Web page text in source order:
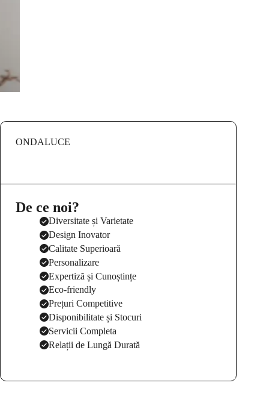
ONDALUCE
De ce noi?
Diversitate și Varietate
Design Inovator
Calitate Superioară
Personalizare
Expertiză și Cunoștințe
Eco-friendly
Prețuri Competitive
Disponibilitate și Stocuri
Servicii Completa
Relații de Lungă Durată